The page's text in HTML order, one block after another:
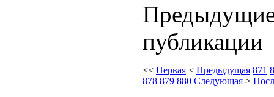
публикации
<< Первая < Предыдущая 871
878 879 880 Следующая >